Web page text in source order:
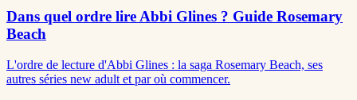
Dans quel ordre lire Abbi Glines ? Guide Rosemary
Beach
L'ordre de lecture d'Abbi Glines : la saga Rosemary Beach, ses
autres séries new adult et par où commencer.